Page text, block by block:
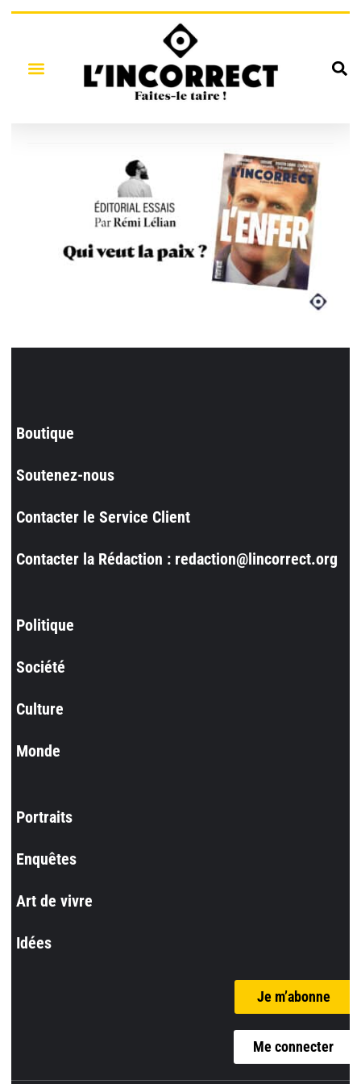
Boutique
Soutenez-nous
Contacter le Service Client
Contacter la Rédaction : redaction@lincorrect.org
Politique
Société
Culture
Monde
Portraits
Enquêtes
Art de vivre
Idées
Je m’abonne
Me connecter